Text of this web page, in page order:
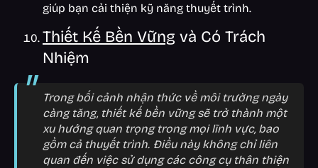
giúp bạn cải thiện kỹ năng thuyết trình.
Thiết Kế Bền Vững và Có Trách
Nhiệm
Trong bối cảnh nhận thức về môi trường ngày
càng tăng, thiết kế bền vững sẽ trở thành một
xu hướng quan trọng trong mọi lĩnh vực, bao
gồm cả thuyết trình. Điều này không chỉ liên
quan đến việc sử dụng các công cụ thân thiện